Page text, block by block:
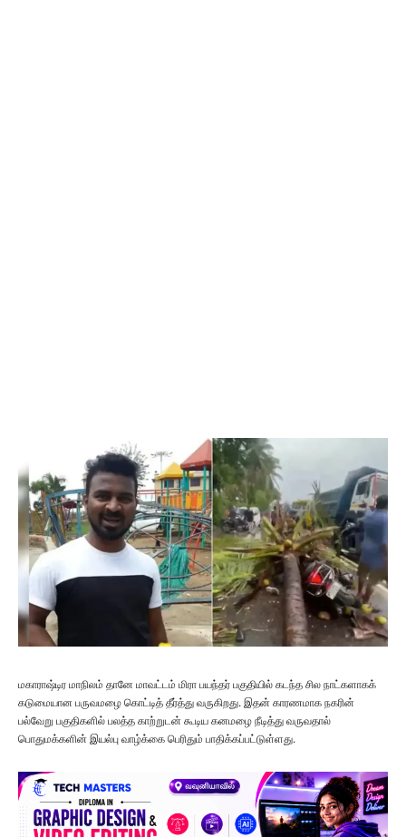
மகாராஷ்டிர மாநிலம் தானே மாவட்டம் மிரா பயந்தர் பகுதியில் கடந்த சில நாட்களாகக்
கடுமையான பருவமழை கொட்டித் தீர்த்து வருகிறது. இதன் காரணமாக நகரின்
பல்வேறு பகுதிகளில் பலத்த காற்றுடன் கூடிய கனமழை நீடித்து வருவதால்
பொதுமக்களின் இயல்பு வாழ்க்கை பெரிதும் பாதிக்கப்பட்டுள்ளது.